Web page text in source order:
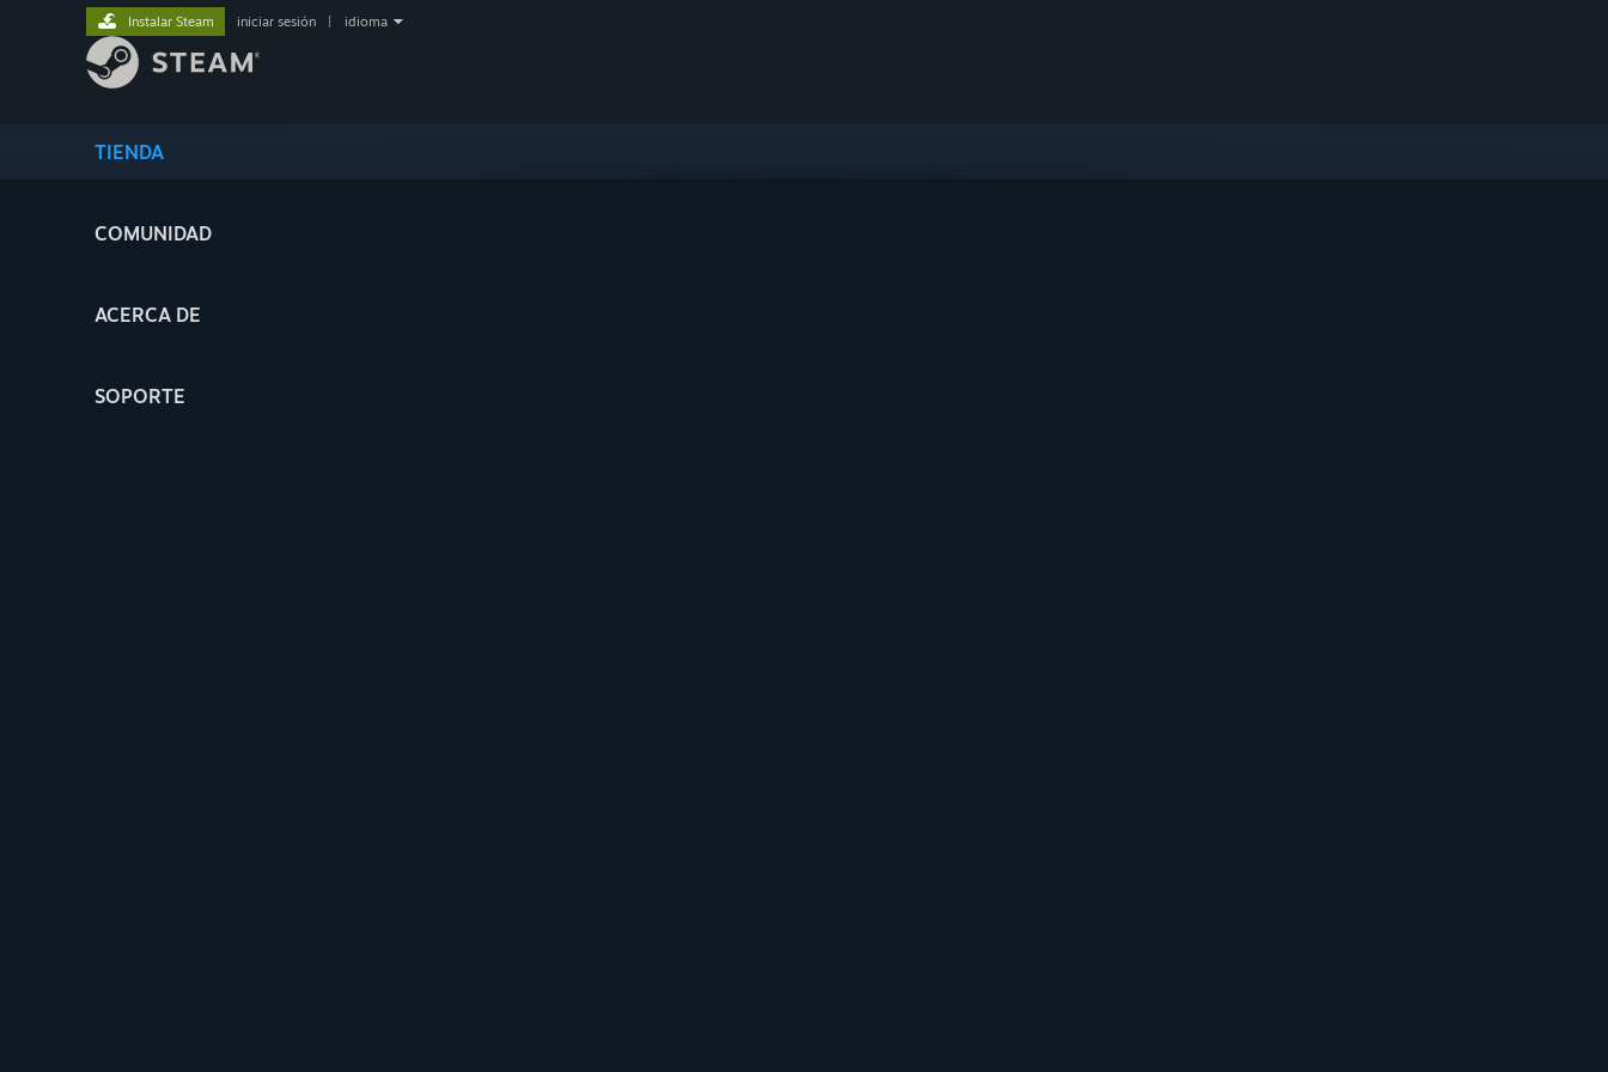
TIENDA
COMUNIDAD
ACERCA DE
SOPORTE
Instalar Steam iniciar sesión idioma